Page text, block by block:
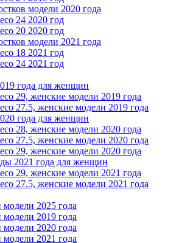
модели 2020 года
24 2020 год
20 2020 год
модели 2021 года
18 2021 год
24 2021 год
года для женщин
29, женские модели 2019 года
27.5, женские модели 2019 года
года для женщин
28, женские модели 2020 года
27.5, женские модели 2020 года
29, женские модели 2020 года
2021 года для женщин
29, женские модели 2021 года
27.5, женские модели 2021 года
модели 2025 года
модели 2019 года
модели 2020 года
модели 2021 года